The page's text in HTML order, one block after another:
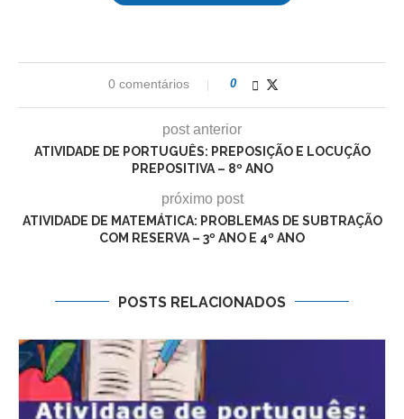
0 comentários 0
post anterior
ATIVIDADE DE PORTUGUÊS: PREPOSIÇÃO E LOCUÇÃO
PREPOSITIVA – 8º ANO
próximo post
ATIVIDADE DE MATEMÁTICA: PROBLEMAS DE SUBTRAÇÃO
COM RESERVA – 3º ANO E 4º ANO
POSTS RELACIONADOS